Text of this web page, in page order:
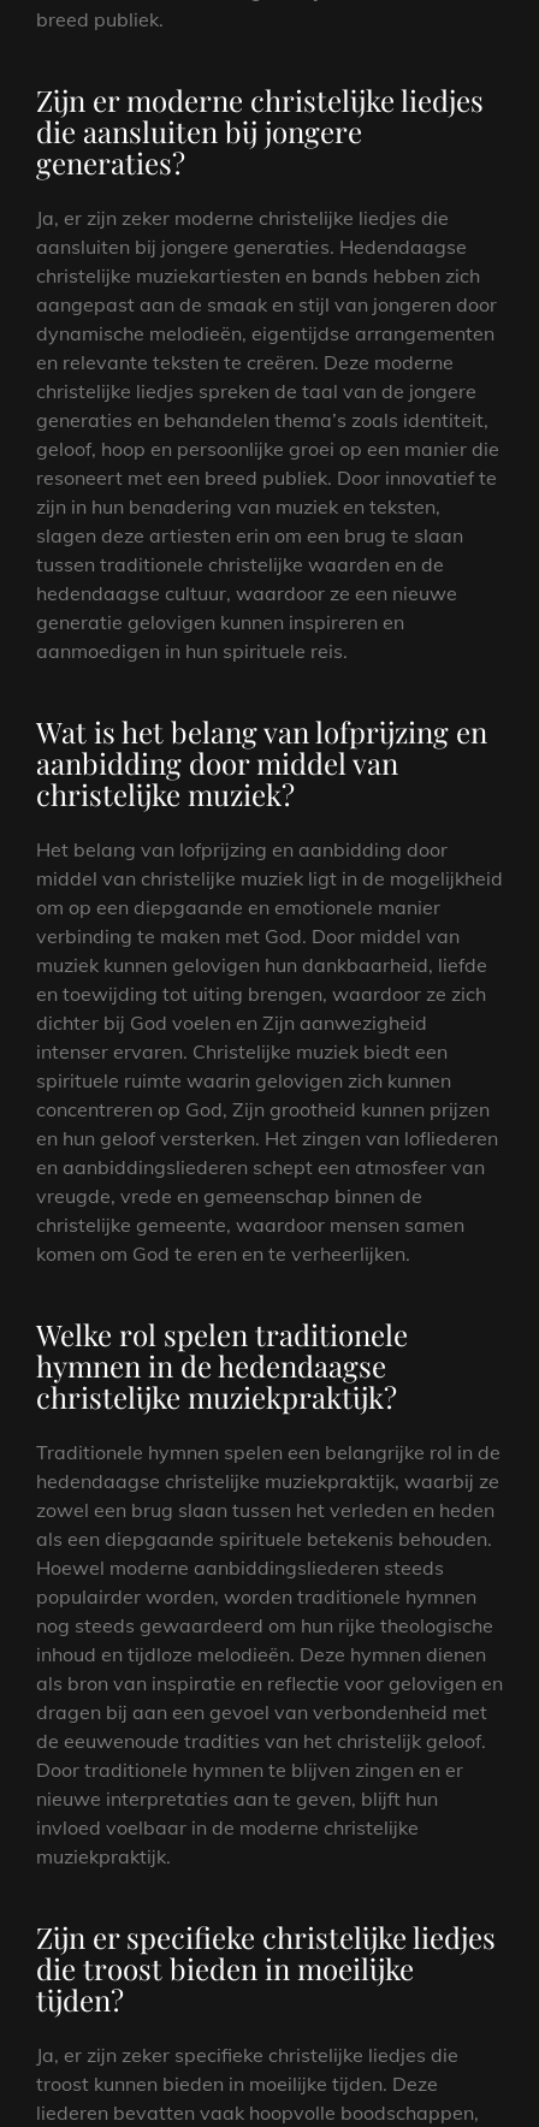
breed publiek.
Zijn er moderne christelijke liedjes
die aansluiten bij jongere
generaties?
Ja, er zijn zeker moderne christelijke liedjes die
aansluiten bij jongere generaties. Hedendaagse
christelijke muziekartiesten en bands hebben zich
aangepast aan de smaak en stijl van jongeren door
dynamische melodieën, eigentijdse arrangementen
en relevante teksten te creëren. Deze moderne
christelijke liedjes spreken de taal van de jongere
generaties en behandelen thema’s zoals identiteit,
geloof, hoop en persoonlijke groei op een manier die
resoneert met een breed publiek. Door innovatief te
zijn in hun benadering van muziek en teksten,
slagen deze artiesten erin om een brug te slaan
tussen traditionele christelijke waarden en de
hedendaagse cultuur, waardoor ze een nieuwe
generatie gelovigen kunnen inspireren en
aanmoedigen in hun spirituele reis.
Wat is het belang van lofprijzing en
aanbidding door middel van
christelijke muziek?
Het belang van lofprijzing en aanbidding door
middel van christelijke muziek ligt in de mogelijkheid
om op een diepgaande en emotionele manier
verbinding te maken met God. Door middel van
muziek kunnen gelovigen hun dankbaarheid, liefde
en toewijding tot uiting brengen, waardoor ze zich
dichter bij God voelen en Zijn aanwezigheid
intenser ervaren. Christelijke muziek biedt een
spirituele ruimte waarin gelovigen zich kunnen
concentreren op God, Zijn grootheid kunnen prijzen
en hun geloof versterken. Het zingen van lofliederen
en aanbiddingsliederen schept een atmosfeer van
vreugde, vrede en gemeenschap binnen de
christelijke gemeente, waardoor mensen samen
komen om God te eren en te verheerlijken.
Welke rol spelen traditionele
hymnen in de hedendaagse
christelijke muziekpraktijk?
Traditionele hymnen spelen een belangrijke rol in de
hedendaagse christelijke muziekpraktijk, waarbij ze
zowel een brug slaan tussen het verleden en heden
als een diepgaande spirituele betekenis behouden.
Hoewel moderne aanbiddingsliederen steeds
populairder worden, worden traditionele hymnen
nog steeds gewaardeerd om hun rijke theologische
inhoud en tijdloze melodieën. Deze hymnen dienen
als bron van inspiratie en reflectie voor gelovigen en
dragen bij aan een gevoel van verbondenheid met
de eeuwenoude tradities van het christelijk geloof.
Door traditionele hymnen te blijven zingen en er
nieuwe interpretaties aan te geven, blijft hun
invloed voelbaar in de moderne christelijke
muziekpraktijk.
Zijn er specifieke christelijke liedjes
die troost bieden in moeilijke
tijden?
Ja, er zijn zeker specifieke christelijke liedjes die
troost kunnen bieden in moeilijke tijden. Deze
liederen bevatten vaak hoopvolle boodschappen,